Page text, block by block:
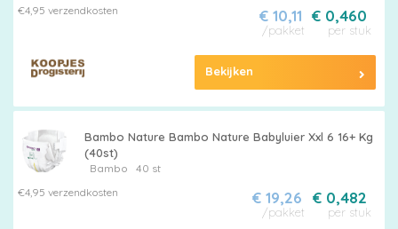
€4,95 verzendkosten € 0,460
per stuk
€ 10,11
/pakket
Bekijken
Bambo Nature Bambo Nature Babyluier Xxl 6 16+ Kg
(40st)
Bambo
40 st
€4,95 verzendkosten
€ 0,482
per stuk
€ 19,26
/pakket